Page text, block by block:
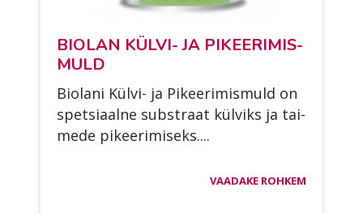
BIO­LAN KÜL­VI- JA PI­KEE­RI­MIS­
MULD
Bio­la­ni Kül­vi- ja Pi­kee­ri­mis­muld on
spet­si­aal­ne sub­straat kül­viks ja tai­
me­de pi­kee­ri­mi­seks....
VAADAKE ROHKEM